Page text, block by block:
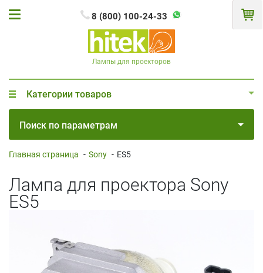
8 (800) 100-24-33
Лампы для проекторов
Категории товаров
Поиск по параметрам
Главная страница - Sony - ES5
Лампа для проектора Sony
ES5